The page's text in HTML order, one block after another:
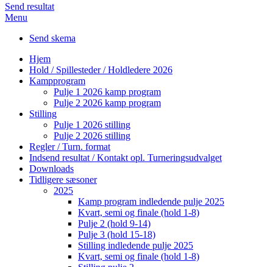
Send resultat
Menu
Send skema
Hjem
Hold / Spillesteder / Holdledere 2026
Kampprogram
Pulje 1 2026 kamp program
Pulje 2 2026 kamp program
Stilling
Pulje 1 2026 stilling
Pulje 2 2026 stilling
Regler / Turn. format
Indsend resultat / Kontakt opl. Turneringsudvalget
Downloads
Tidligere sæsoner
2025
Kamp program indledende pulje 2025
Kvart, semi og finale (hold 1-8)
Pulje 2 (hold 9-14)
Pulje 3 (hold 15-18)
Stilling indledende pulje 2025
Kvart, semi og finale (hold 1-8)